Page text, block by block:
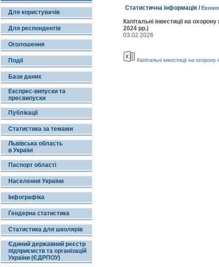
Для користувачів
Для респондентів
Оголошення
Події
Бази даних
Експрес-випуски та
пресвипуски
Публікації
Статистика за темами
Львівська область
в Україні
Паспорт області
Населення України
Інфографіка
Ґендерна статистика
Статистика для школярів
Єдиний державний реєстр
підприємств та організацій
України (ЄДРПОУ)
Cтатистична інформація /
Капітальні інвестиції на
2024 рр.)
03.02.2026
Капітальні інвестиції на